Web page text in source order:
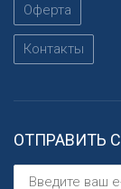
Оферта
Контакты
ОТПРАВИТЬ